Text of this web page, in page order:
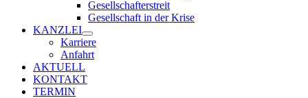
Gesellschafterstreit
Gesellschaft in der Krise
KANZLEI
Karriere
Anfahrt
AKTUELL
KONTAKT
TERMIN